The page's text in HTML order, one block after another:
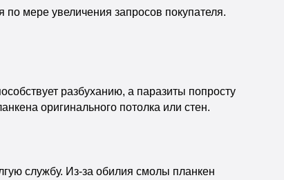
мере увеличения запросов покупателя.
разбуханию, а паразиты попросту
оригинального потолка или стен.
службу. Из-за обилия смолы планкен